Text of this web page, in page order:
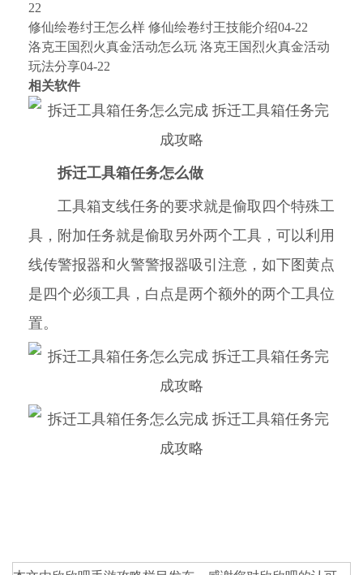
22
修仙绘卷纣王怎么样 修仙绘卷纣王技能介绍04-22
洛克王国烈火真金活动怎么玩 洛克王国烈火真金活动
玩法分享04-22
相关软件
拆迁工具箱任务怎么做
工具箱支线任务的要求就是偷取四个特殊工
具，附加任务就是偷取另外两个工具，可以利用
线传警报器和火警警报器吸引注意，如下图黄点
是四个必须工具，白点是两个额外的两个工具位
置。